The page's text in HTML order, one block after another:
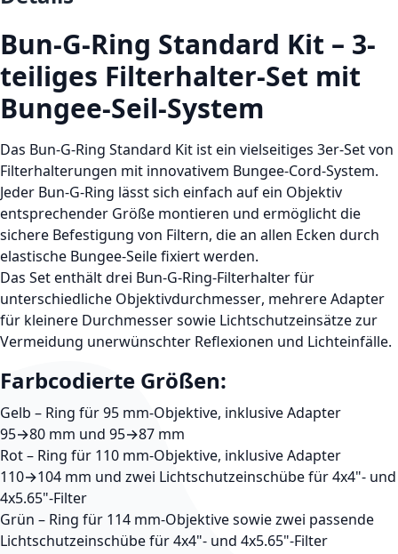
Bun-G-Ring Standard Kit – 3-
teiliges Filterhalter-Set mit
Bungee-Seil-System
Das Bun-G-Ring Standard Kit ist ein vielseitiges 3er-Set von
Filterhalterungen mit innovativem Bungee-Cord-System.
Jeder Bun-G-Ring lässt sich einfach auf ein Objektiv
entsprechender Größe montieren und ermöglicht die
sichere Befestigung von Filtern, die an allen Ecken durch
elastische Bungee-Seile fixiert werden.
Das Set enthältdrei Bun-G-Ring-Filterhalter für
unterschiedliche Objektivdurchmesser, mehrere Adapter
für kleinere Durchmesser sowie Lichtschutzeinsätzezur
Vermeidung unerwünschter Reflexionen und Lichteinfälle.
Farbcodierte Größen:
Gelb – Ring für95 mm-Objektive, inklusiveAdapter
95→80 mm und 95→87 mm
Rot– Ring für 110 mm-Objektive, inklusiveAdapter
110→104 mm und zwei Lichtschutzeinschübefür4x4"- und
4x5.65"-Filter
Grün – Ring für 114 mm-Objektivesowie zwei passende
Lichtschutzeinschübefür4x4"- und 4x5.65"-Filter